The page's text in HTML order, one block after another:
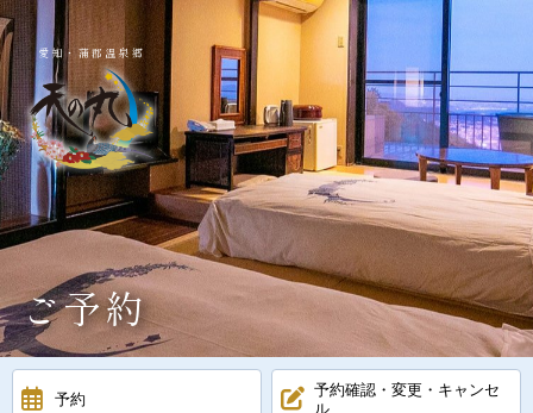
愛知・蒲郡温泉郷
ご予約
予約
予約確認・変更・キャンセ
ル